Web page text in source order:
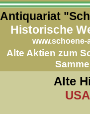
Antiquariat
Historische
www.schoene-
Alte Aktien zum
Alte